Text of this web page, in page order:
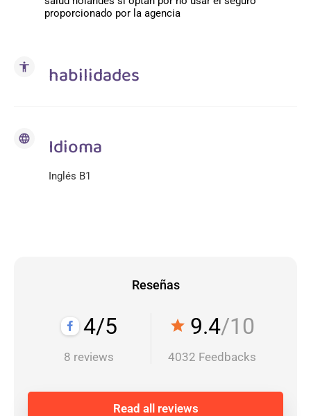
proporcionado por la agencia
accessibility habilidades
language Idioma
Inglés B1
Reseñas
4/5
8 reviews
star 9.4/10
4032 Feedbacks
Read all reviews